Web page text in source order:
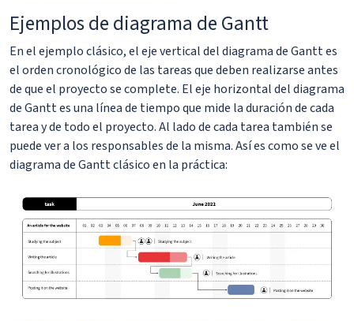
Ejemplos de diagrama de Gantt
En el ejemplo clásico, el eje vertical del diagrama de Gantt es
el orden cronológico de las tareas que deben realizarse antes
de que el proyecto se complete. El eje horizontal del diagrama
de Gantt es una línea de tiempo que mide la duración de cada
tarea y de todo el proyecto. Al lado de cada tarea también se
puede ver a los responsables de la misma. Así es como se ve el
diagrama de Gantt clásico en la práctica: